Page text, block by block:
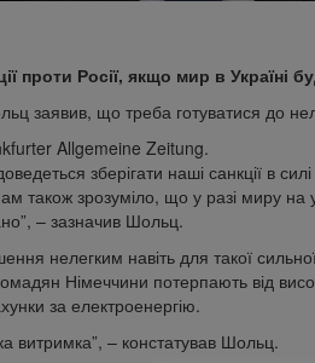
проти Росії, якщо мир в Україні
заявив, що треба готуватися до
Allgemeine Zeitung.
зберігати наші санкції в
також зрозуміло, що у разі миру
– зазначив Шольц.
нелегким навіть для такої
Німеччини потерпають від
за електроенергію.
витримка”, – констатував Шольц.